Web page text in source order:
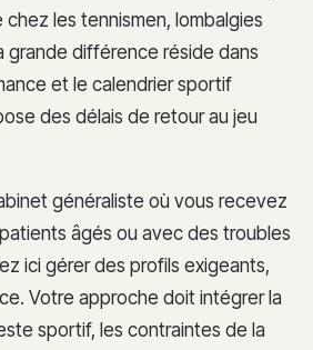
les tennismen, lombalgies
grande différence réside dans
et le calendrier sportif
des délais de retour au jeu
généraliste où vous recevez
âgés ou avec des troubles
ici gérer des profils exigeants,
Votre approche doit intégrer la
sportif, les contraintes de la